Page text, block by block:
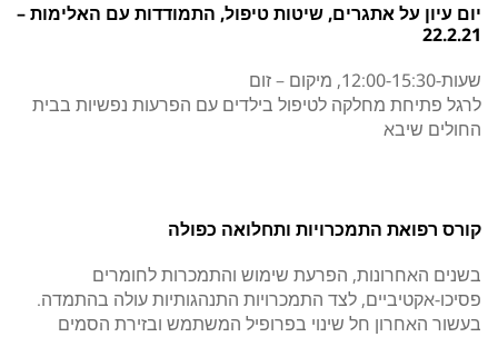
יום עיון על אתגרים, שיטות טיפול, התמודדות עם האלימות –
22.2.21
שעות-12:00-15:30, מיקום – זום
לרגל פתיחת מחלקה לטיפול בילדים עם הפרעות נפשיות בבית
החולים שיבא
קורס רפואת התמכרויות ותחלואה כפולה
בשנים האחרונות, הפרעת שימוש והתמכרות לחומרים
פסיכו-אקטיביים, לצד התמכרויות התנהגותיות עולה בהתמדה.
בעשור האחרון חל שינוי בפרופיל המשתמש ובזירת הסמים